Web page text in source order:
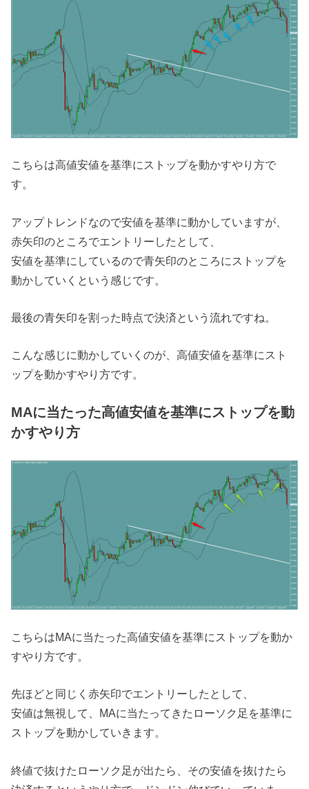
こちらは高値安値を基準にストップを動かすやり方で
す。
アップトレンドなので安値を基準に動かしていますが、
赤矢印のところでエントリーしたとして、
安値を基準にしているので青矢印のところにストップを
動かしていくという感じです。
最後の青矢印を割った時点で決済という流れですね。
こんな感じに動かしていくのが、高値安値を基準にスト
ップを動かすやり方です。
MAに当たった高値安値を基準にストップを動
かすやり方
こちらはMAに当たった高値安値を基準にストップを動か
すやり方です。
先ほどと同じく赤矢印でエントリーしたとして、
安値は無視して、MAに当たってきたローソク足を基準に
ストップを動かしていきます。
終値で抜けたローソク足が出たら、その安値を抜けたら